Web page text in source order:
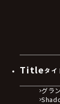
Titleタイ
グラ